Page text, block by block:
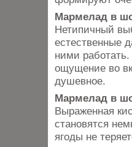
Мармелад в
Нетипичный
естественные
ними
ощущение во
душевное.
Мармелад в
Выраженная
становятся
ягоды не